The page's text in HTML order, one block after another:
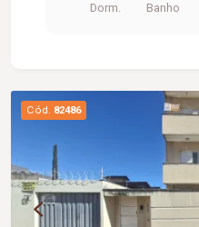
Dorm. Banho
Cód. 82486